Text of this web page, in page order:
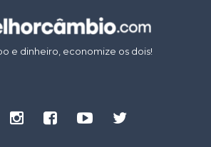
e dinheiro, economize os dois!